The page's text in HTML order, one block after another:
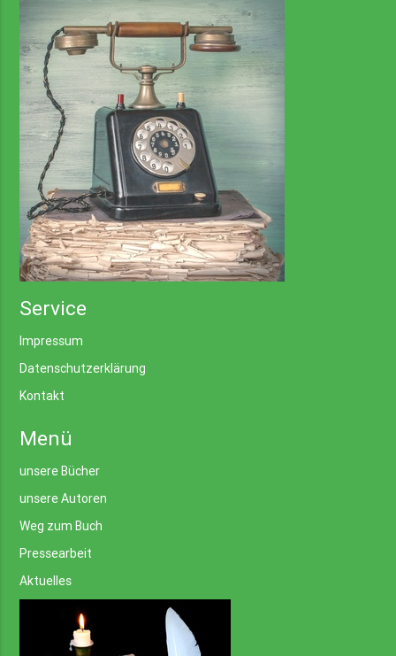
Service
Impressum
Datenschutzerklärung
Kontakt
Menü
unsere Bücher
unsere Autoren
Weg zum Buch
Pressearbeit
Aktuelles